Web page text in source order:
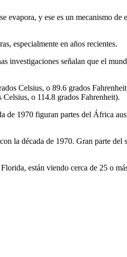
evapora, y ese es un mecanismo
especialmente en años recientes.
señalan que el
Celsius, o 89.6 grados
o 114.8 grados Fahrenheit).
de 1970 figuran partes del África
la década de 1970. Gran parte del
están viendo cerca de 25 o